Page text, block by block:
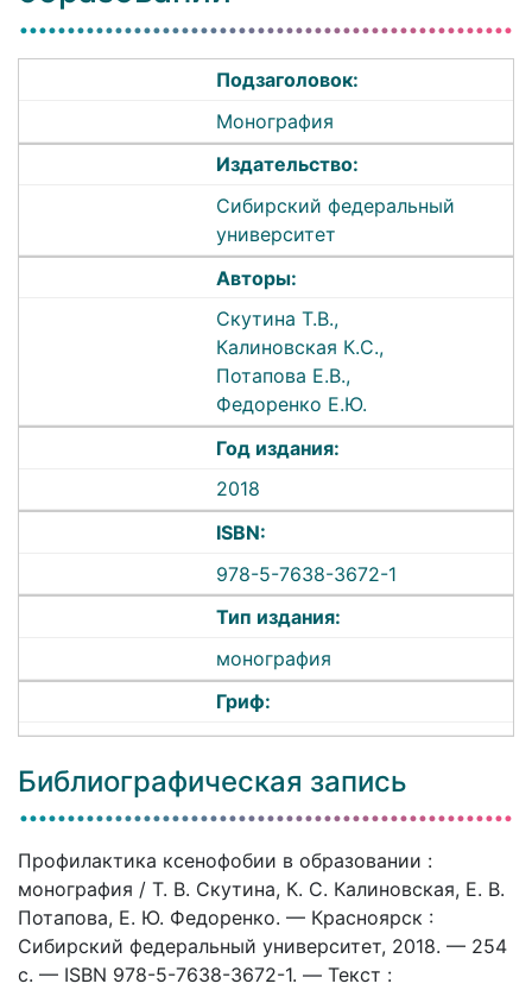
Подзаголовок:
Монография
Издательство:
Сибирский федеральный
университет
Авторы:
Скутина Т.В.,
Калиновская К.С.,
Потапова Е.В.,
Федоренко Е.Ю.
Год издания:
2018
ISBN:
978-5-7638-3672-1
Тип издания:
монография
Гриф:
Библиографическая запись
Профилактика ксенофобии в образовании :
монография / Т. В. Скутина, К. С. Калиновская, Е. В.
Потапова, Е. Ю. Федоренко. — Красноярск :
Сибирский федеральный университет, 2018. — 254
c. — ISBN 978-5-7638-3672-1. — Текст :